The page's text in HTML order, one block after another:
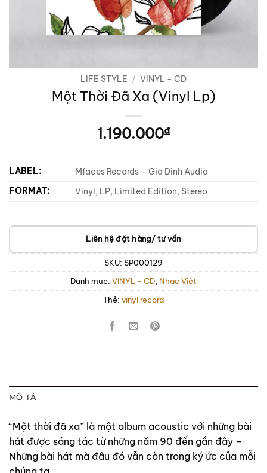
LIFE STYLE / VINYL - CD
Một Thời Đã Xa (Vinyl Lp)
1.190.000₫
LABEL:
Mfaces Records – Gia Dinh Audio
FORMAT:
Vinyl, LP, Limited Edition, Stereo
Liên hệ đặt hàng/ tư vấn
SKU: SP000129
Danh mục: VINYL - CD Nhạc Việt
Thẻ: vinyl record
MÔ TẢ
“Một thời đã xa” là một album acoustic với những bài
hát được sáng tác từ những năm 90 đến gần đây –
Những bài hát mà đâu đó vẫn còn trong ký ức của mỗi